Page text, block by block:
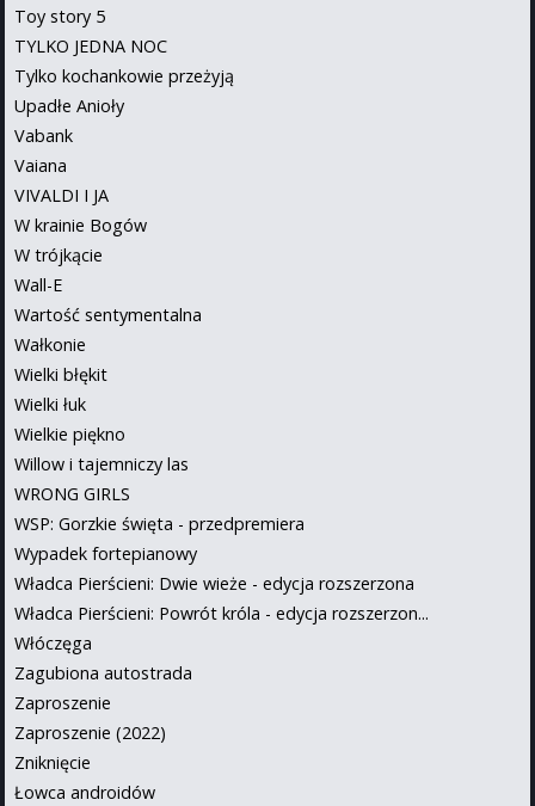
Toy story 5
TYLKO JEDNA NOC
Tylko kochankowie przeżyją
Upadłe Anioły
Vabank
Vaiana
VIVALDI I JA
W krainie Bogów
W trójkącie
Wall-E
Wartość sentymentalna
Wałkonie
Wielki błękit
Wielki łuk
Wielkie piękno
Willow i tajemniczy las
WRONG GIRLS
WSP: Gorzkie święta - przedpremiera
Wypadek fortepianowy
Władca Pierścieni: Dwie wieże - edycja rozszerzona
Władca Pierścieni: Powrót króla - edycja rozszerzon...
Włóczęga
Zagubiona autostrada
Zaproszenie
Zaproszenie (2022)
Zniknięcie
Łowca androidów